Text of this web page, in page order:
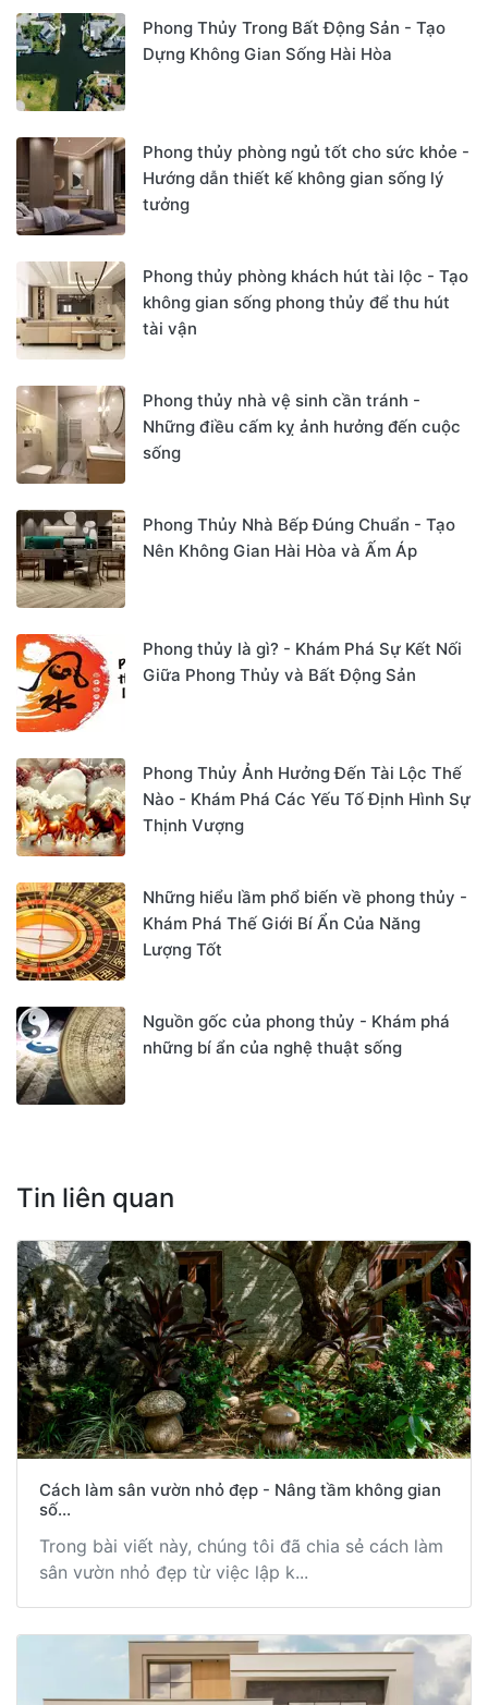
Phong Thủy Trong Bất Động Sản - Tạo
Dựng Không Gian Sống Hài Hòa
Phong thủy phòng ngủ tốt cho sức khỏe -
Hướng dẫn thiết kế không gian sống lý
tưởng
Phong thủy phòng khách hút tài lộc - Tạo
không gian sống phong thủy để thu hút
tài vận
Phong thủy nhà vệ sinh cần tránh -
Những điều cấm kỵ ảnh hưởng đến cuộc
sống
Phong Thủy Nhà Bếp Đúng Chuẩn - Tạo
Nên Không Gian Hài Hòa và Ấm Áp
Phong thủy là gì? - Khám Phá Sự Kết Nối
Giữa Phong Thủy và Bất Động Sản
Phong Thủy Ảnh Hưởng Đến Tài Lộc Thế
Nào - Khám Phá Các Yếu Tố Định Hình Sự
Thịnh Vượng
Những hiểu lầm phổ biến về phong thủy -
Khám Phá Thế Giới Bí Ẩn Của Năng
Lượng Tốt
Nguồn gốc của phong thủy - Khám phá
những bí ẩn của nghệ thuật sống
Tin liên quan
Cách làm sân vườn nhỏ đẹp - Nâng tầm không gian
số...
Trong bài viết này, chúng tôi đã chia sẻ cách làm
sân vườn nhỏ đẹp từ việc lập k...